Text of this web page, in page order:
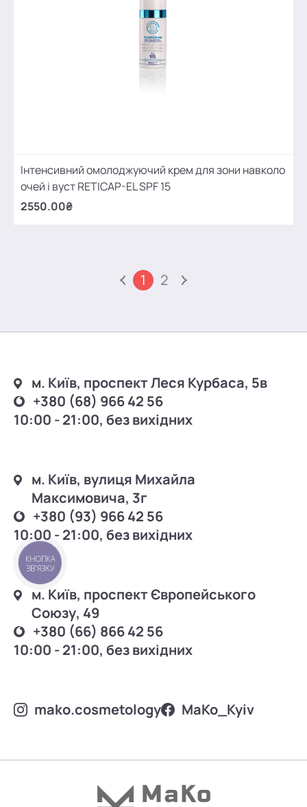
Інтенсивний омолоджуючий крем для зони навколо
очей і вуст RETICAP-EL SPF 15
2550.00₴
1 2
м. Київ, проспект Леся Курбаса, 5в
+380 (68) 966 42 56
10:00 - 21:00, без вихідних
м. Київ, вулиця Михайла
Максимовича, 3г
+380 (93) 966 42 56
10:00 - 21:00, без вихідних
м. Київ, проспект Європейського
Союзу, 49
+380 (66) 866 42 56
10:00 - 21:00, без вихідних
mako.cosmetology MаKo_Kyiv
КНОПКА
ЗВ'ЯЗКУ